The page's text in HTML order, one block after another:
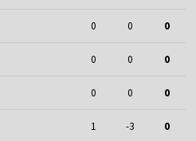
0 0 0
0 0 0
0 0 0
1 -3 0